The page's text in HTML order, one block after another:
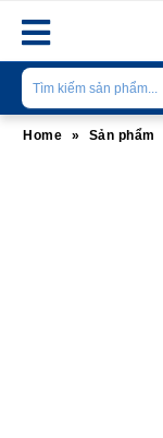
Home » Sản phẩm